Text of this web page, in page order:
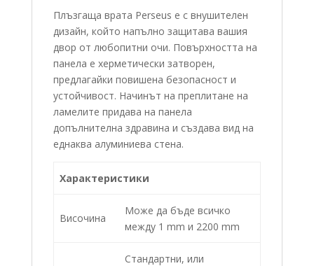
Плъзгаща врата Perseus е с внушителен
дизайн, който напълно защитава вашия
двор от любопитни очи. Повърхността на
панела е херметически затворен,
предлагайки повишена безопасност и
устойчивост. Начинът на преплитане на
ламелите придава на панела
допълнителна здравина и създава вид на
еднаква алуминиева стена.
Характеристики
Височина
Може да бъде всичко
между 1 mm и 2200 mm
Стандартни, или